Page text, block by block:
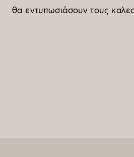
θα εντυπωσιάσουν τους